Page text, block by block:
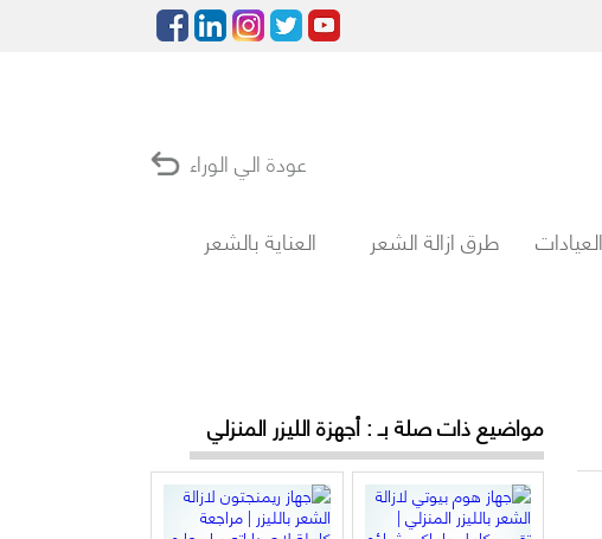
عودة الي الوراء
طرق ازالة الشعر العناية بالشعر
مواضيع ذات صلة بـ : أجهزة الليزر المنزلي